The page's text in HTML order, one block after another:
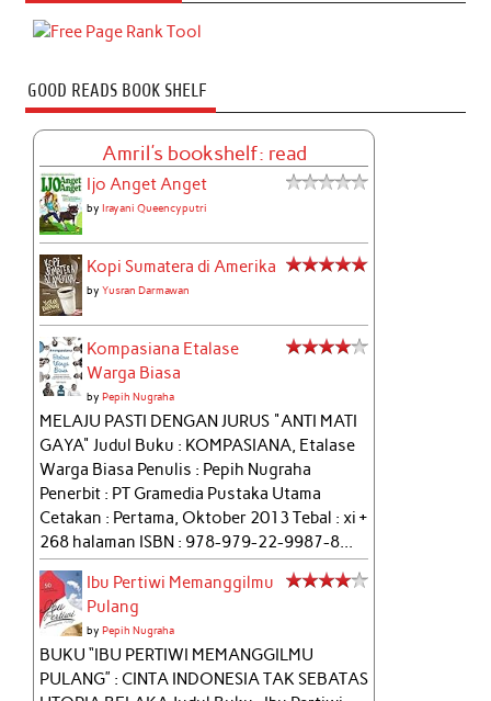
GOOD READS BOOK SHELF
Amril's bookshelf: read
Ijo Anget Anget
byIrayani Queencyputri
Kopi Sumatera di Amerika
byYusran Darmawan
Kompasiana Etalase
Warga Biasa
byPepih Nugraha
MELAJU PASTI DENGAN JURUS "ANTI MATI
GAYA" Judul Buku : KOMPASIANA, Etalase
Warga Biasa Penulis : Pepih Nugraha
Penerbit : PT Gramedia Pustaka Utama
Cetakan : Pertama, Oktober 2013 Tebal : xi +
268 halaman ISBN : 978-979-22-9987-8...
Ibu Pertiwi Memanggilmu
Pulang
byPepih Nugraha
BUKU “IBU PERTIWI MEMANGGILMU
PULANG” : CINTA INDONESIA TAK SEBATAS